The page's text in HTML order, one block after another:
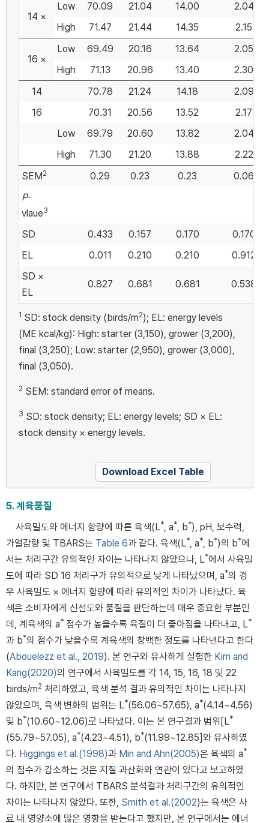
14 ×
Low 70.09 21.04 14.00
2.04
High
71.47 21.44 14.35 2.15
16 ×
Low 69.49 20.16 13.64
2.05
High
71.13 20.96 13.40
2.30
14
70.78 21.24 14.18
2.09
16
70.31 20.56 13.52
2.17
Low
69.79 20.60 13.82
2.04
High
71.30 21.20 13.88
2.22
SEM2 0.29 0.23 0.23
0.06
P-
vlaue3
SD 0.433 0.157 0.170
0.170
EL
0.011 0.210 0.210
0.912
SD ×
EL
0.827 0.681 0.681 0.538
1 SD: stock density (birds/m2); EL: energy levels
(ME kcal/kg): High: starter (3,150), grower (3,200),
final (3,250); Low: starter (2,950), grower (3,000),
final (3,050).
2 SEM: standard error of means.
3 SD: stock density; EL: energy levels; SD × EL:
stock density × energy levels.
Download Excel Table
5. 계육품질
사육밀도와 에너지 함량에 따른 육색(L*, a*, b*), pH, 보수력,
가열감량 및 TBARS는 Table 6과 같다. 육색(L*, a*, b*)의 b*에
서는 처리구간 유의적인 차이는 나타나지 않았으나, L*에서 사육밀
도에 따라 SD 16 처리구가 유의적으로 낮게 나타났으며, a*의 경
우 사육밀도 × 에너지 함량에 따라 유의적인 차이가 나타났다. 육
색은 소비자에게 신선도와 품질을 판단하는데 매우 중요한 부분인
데, 계육색의 a* 점수가 높을수록 육질이 더 좋아짐을 나타내고, L*
과 b*의 점수가 낮을수록 계육색의 창백한 정도를 나타낸다고 한다
(Abouelezz et al., 2019). 본 연구와 유사하게 실험한 Kim and
Kang(2020)의 연구에서 사육밀도를 각 14, 15, 16, 18 및 22
birds/m2 처리하였고, 육색 분석 결과 유의적인 차이는 나타나지
않았으며, 육색 변화의 범위는 L*(56.06~57.65), a*(4.14~4.56)
및 b*(10.60~12.06)로 나타냈다. 이는 본 연구결과 범위[L*
(55.79~57.05), a*(4.23~4.51), b*(11.99~12.85]와 유사하였
다. Higgings et al.(1998)과 Min and Ahn(2005)은 육색의 a*
의 점수가 감소하는 것은 지질 과산화와 연관이 있다고 보고하였
다. 하지만, 본 연구에서 TBARS 분석결과 처리구간의 유의적인
차이는 나타나지 않았다. 또한, Smith et al.(2002)는 육색은 사
료 내 영양소에 많은 영향을 받는다고 했지만, 본 연구에서는 에너